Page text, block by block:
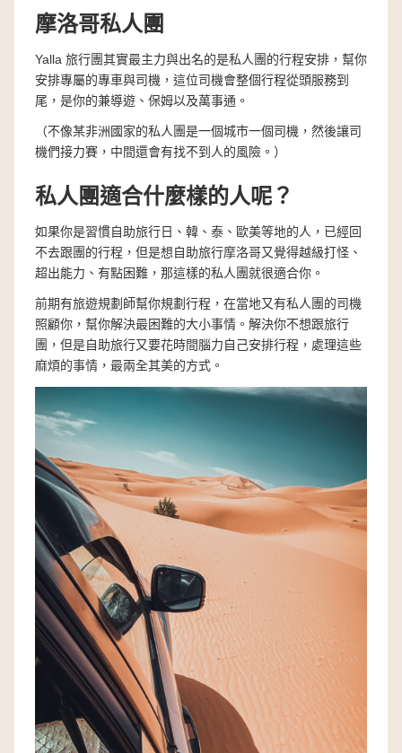
摩洛哥私人團
Yalla 旅行團其實最主力與出名的是私人團的行程安排，幫你
安排專屬的專車與司機，這位司機會整個行程從頭服務到
尾，是你的兼導遊、保姆以及萬事通。
（不像某非洲國家的私人團是一個城市一個司機，然後讓司
機們接力賽，中間還會有找不到人的風險。）
私人團適合什麼樣的人呢？
如果你是習慣自助旅行日、韓、泰、歐美等地的人，已經回
不去跟團的行程，但是想自助旅行摩洛哥又覺得越級打怪、
超出能力、有點困難，那這樣的私人團就很適合你。
前期有旅遊規劃師幫你規劃行程，在當地又有私人團的司機
照顧你，幫你解決最困難的大小事情。解決你不想跟旅行
團，但是自助旅行又要花時間腦力自己安排行程，處理這些
麻煩的事情，最兩全其美的方式。